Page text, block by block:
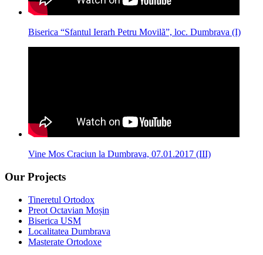
Biserica “Sfantul Ierarh Petru Movilã”, loc. Dumbrava (I)
Vine Mos Craciun la Dumbrava, 07.01.2017 (III)
Our Projects
Tineretul Ortodox
Preot Octavian Moșin
Biserica USM
Localitatea Dumbrava
Masterate Ortodoxe